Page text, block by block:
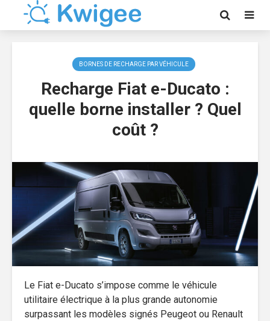
BORNES DE RECHARGE PAR VÉHICULE
Recharge Fiat e-Ducato :
quelle borne installer ? Quel
coût ?
Le Fiat e-Ducato s’impose comme le véhicule
utilitaire électrique à la plus grande autonomie
surpassant les modèles signés Peugeot ou Renault